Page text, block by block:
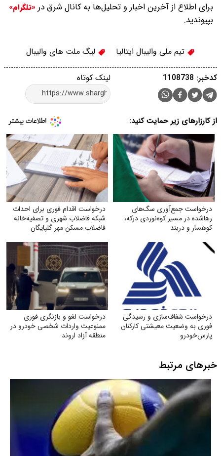
برای اطلاع از آخرین اخبار و تحلیل‌ها به کانال شرق در «تلگرام»
بپیوندید.
تیم ملی والیبال ایتالیا لیگ ملت های والیبال
لینک کوتاه کدخبر: 1108738
از کارزارهای زیر حمایت کنید:
درخواست جمع‌آوری سگ‌های
رهاشده در مسیر کوه‌نوردی درکه،
کوهسار و دربند
درخواست اقدام فوری برای احداث
شبکه فاضلاب شهری و تصفیه‌خانه
فاضلاب مسکن مهر گلپایگان
درخواست شفاف‌سازی و رسیدگی
فوری به وضعیت معیشتی کارکنان
پارس‌خودرو
درخواست لغو و بازنگری فوری
ممنوعیت واردات شخصی خودرو در
منطقه آزاد اروند
خبرهای مرتبط